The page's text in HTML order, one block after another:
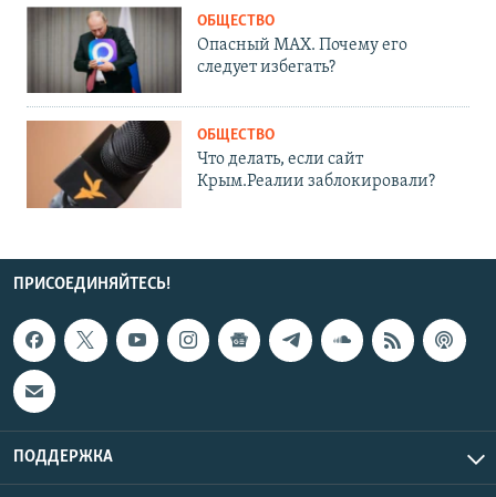
ОБЩЕСТВО
Опасный MAX. Почему его
следует избегать?
ОБЩЕСТВО
Что делать, если сайт
Крым.Реалии заблокировали?
ПРИСОЕДИНЯЙТЕСЬ!
ПОДДЕРЖКА